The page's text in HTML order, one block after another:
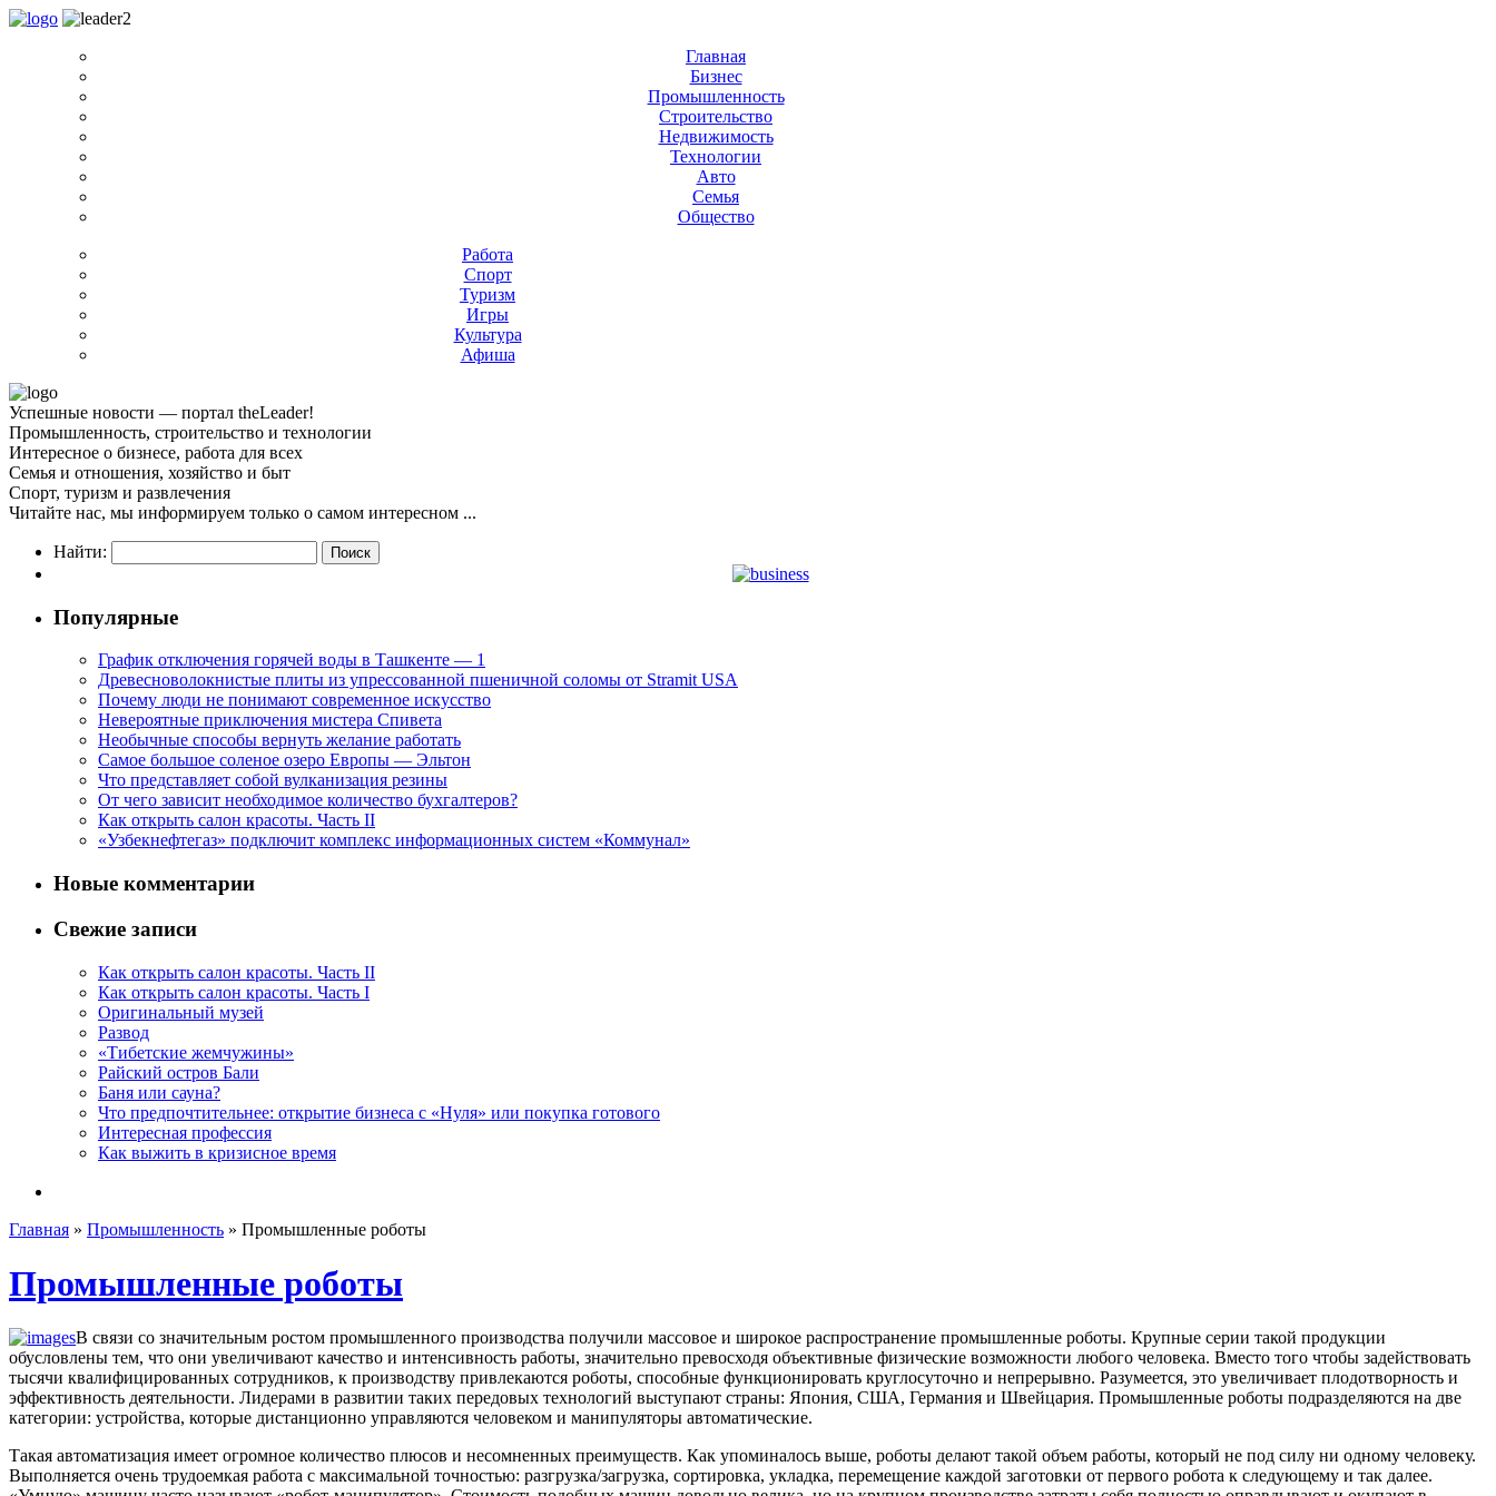
Главная
Бизнес
Промышленность
Строительство
Недвижимость
Технологии
Авто
Семья
Общество
Работа
Спорт
Туризм
Игры
Культура
Афиша
Успешные новости — портал theLeader!
Промышленность, строительство и технологии
Интересное о бизнесе, работа для всех
Семья и отношения, хозяйство и быт
Спорт, туризм и развлечения
Читайте нас, мы информируем только о самом интересном ...
Найти:
Популярные
График отключения горячей воды в Ташкенте — 1
Древесноволокнистые плиты из упрессованной пшеничной соломы от Stramit USA
Почему люди не понимают современное искусство
Невероятные приключения мистера Спивета
Необычные способы вернуть желание работать
Самое большое соленое озеро Европы — Эльтон
Что представляет собой вулканизация резины
От чего зависит необходимое количество бухгалтеров?
Как открыть салон красоты. Часть II
«Узбекнефтегаз» подключит комплекс информационных систем «Коммунал»
Новые комментарии
Свежие записи
Как открыть салон красоты. Часть II
Как открыть салон красоты. Часть I
Оригинальный музей
Развод
«Тибетские жемчужины»
Райский остров Бали
Баня или сауна?
Что предпочтительнее: открытие бизнеса с «Нуля» или покупка готового
Интересная профессия
Как выжить в кризисное время
Главная » Промышленность » Промышленные роботы
Промышленные роботы
В связи со значительным ростом промышленного производства получили массовое и широкое распространение промышленные роботы. Крупные серии такой продукции
обусловлены тем, что они увеличивают качество и интенсивность работы, значительно превосходя объективные физические возможности любого человека. Вместо того чтобы задействовать
тысячи квалифицированных сотрудников, к производству привлекаются роботы, способные функционировать круглосуточно и непрерывно. Разумеется, это увеличивает плодотворность и
эффективность деятельности. Лидерами в развитии таких передовых технологий выступают страны: Япония, США, Германия и Швейцария. Промышленные роботы подразделяются на две
категории: устройства, которые дистанционно управляются человеком и манипуляторы автоматические.
Такая автоматизация имеет огромное количество плюсов и несомненных преимуществ. Как упоминалось выше, роботы делают такой объем работы, который не под силу ни одному человеку.
Выполняется очень трудоемкая работа с максимальной точностью: разгрузка/загрузка, сортировка, укладка, перемещение каждой заготовки от первого робота к следующему и так далее.